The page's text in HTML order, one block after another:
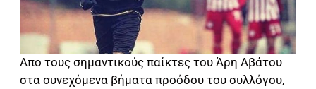
Απο τους σημαντικούς παίκτες του Άρη Αβάτου
στα συνεχόμενα βήματα προόδου του συλλόγου,